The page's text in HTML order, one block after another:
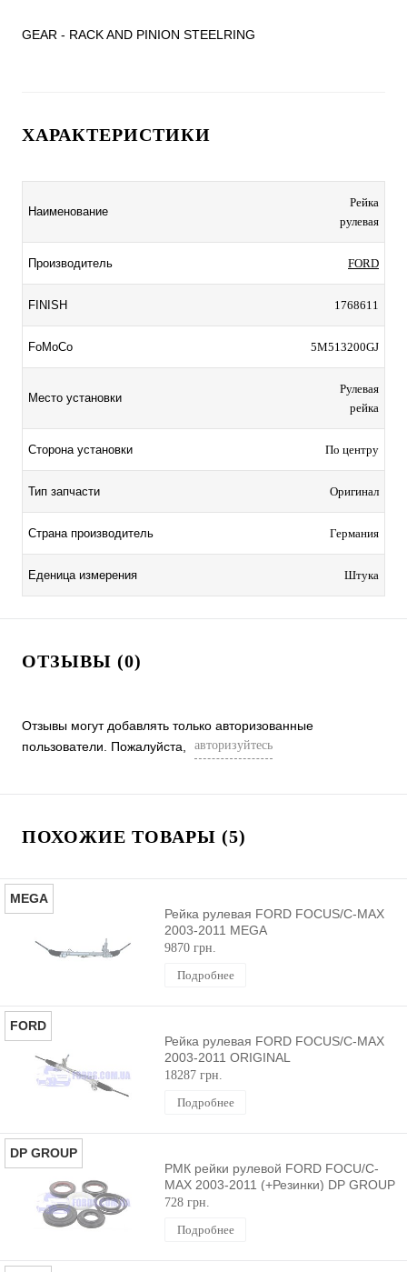
GEAR - RACK AND PINION STEELRING
ХАРАКТЕРИСТИКИ
Наименование
Рейка
рулевая
Производитель FORD
FINISH 1768611
FoMoCo 5M513200GJ
Место установки
Рулевая
рейка
Сторона установки По центру
Тип запчасти Оригинал
Страна производитель Германия
Еденица измерения Штука
ОТЗЫВЫ (0)
Отзывы могут добавлять только авторизованные
пользователи. Пожалуйста,
авторизуйтесь
ПОХОЖИЕ ТОВАРЫ (5)
MEGA
Рейка рулевая FORD FOCUS/C-MAX
2003-2011 MEGA
9870 грн.
Подробнее
FORD
Рейка рулевая FORD FOCUS/C-MAX
2003-2011 ORIGINAL
18287 грн.
Подробнее
DP GROUP
РМК рейки рулевой FORD FOCU/C-
MAX 2003-2011 (+Резинки) DP GROUP
728 грн.
Подробнее